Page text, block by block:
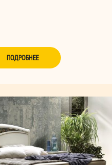
ПОДРОБНЕЕ